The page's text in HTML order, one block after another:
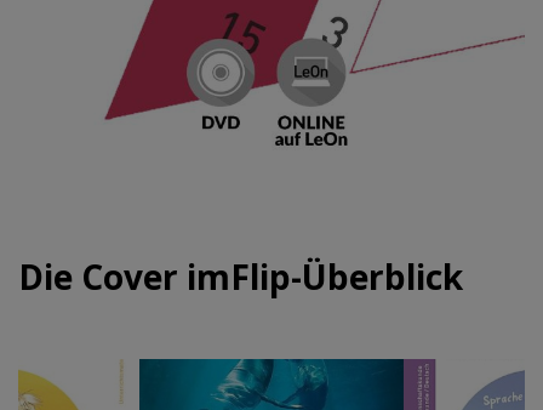
Die Cover imFlip-Überblick